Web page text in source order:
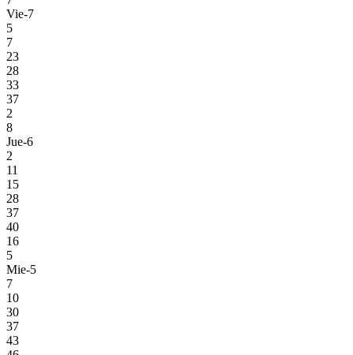
Vie-7
5
7
23
28
33
37
2
8
Jue-6
2
11
15
28
37
40
16
5
Mie-5
7
10
30
37
43